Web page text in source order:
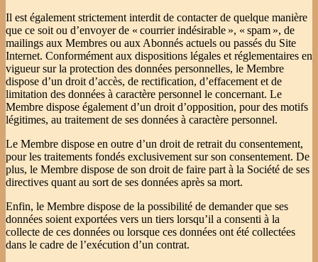
Il est également strictement interdit de contacter de quelque manière
que ce soit ou d’envoyer de « courrier indésirable », « spam », de
mailings aux Membres ou aux Abonnés actuels ou passés du Site
Internet. Conformément aux dispositions légales et réglementaires en
vigueur sur la protection des données personnelles, le Membre
dispose d’un droit d’accès, de rectification, d’effacement et de
limitation des données à caractère personnel le concernant. Le
Membre dispose également d’un droit d’opposition, pour des motifs
légitimes, au traitement de ses données à caractère personnel.
Le Membre dispose en outre d’un droit de retrait du consentement,
pour les traitements fondés exclusivement sur son consentement. De
plus, le Membre dispose de son droit de faire part à la Société de ses
directives quant au sort de ses données après sa mort.
Enfin, le Membre dispose de la possibilité de demander que ses
données soient exportées vers un tiers lorsqu’il a consenti à la
collecte de ces données ou lorsque ces données ont été collectées
dans le cadre de l’exécution d’un contrat.